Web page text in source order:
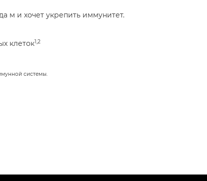
м и хочет укрепить иммунитет.
клеток1,2
системы.